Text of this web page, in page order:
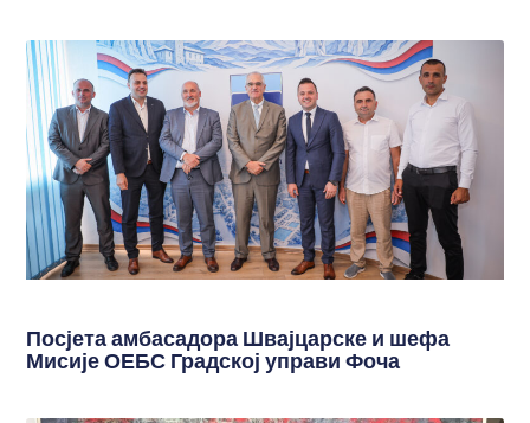
Посјета амбасадора Швајцарске и шефа
Мисије ОЕБС Градској управи Фоча